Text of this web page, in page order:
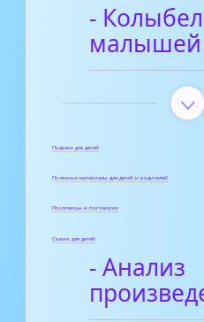
-
малышей
Поделки для детей
Полезные материалы для детей и родителей
Пословицы и поговорки
Сказки для детей
- Анализ